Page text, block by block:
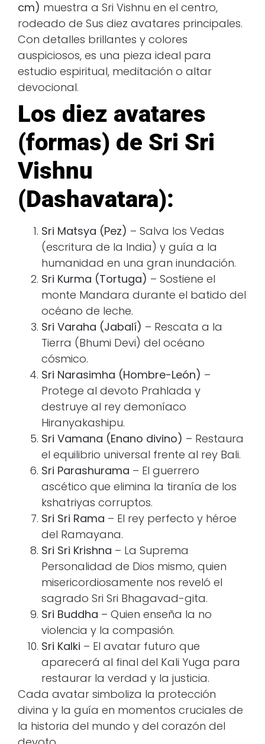
cm) muestra a Sri Vishnu en el centro,
rodeado de Sus diez avatares principales.
Con detalles brillantes y colores
auspiciosos, es una pieza ideal para
estudio espiritual, meditación o altar
devocional.
Los diez avatares
(formas) de Sri Sri
Vishnu
(Dashavatara):
Sri Matsya (Pez) – Salva los Vedas
(escritura de la India) y guía a la
humanidad en una gran inundación.
Sri Kurma (Tortuga) – Sostiene el
monte Mandara durante el batido del
océano de leche.
Sri Varaha (Jabalí) – Rescata a la
Tierra (Bhumi Devi) del océano
cósmico.
Sri Narasimha (Hombre-León) –
Protege al devoto Prahlada y
destruye al rey demoníaco
Hiranyakashipu.
Sri Vamana (Enano divino) – Restaura
el equilibrio universal frente al rey Bali.
Sri Parashurama – El guerrero
ascético que elimina la tiranía de los
kshatriyas corruptos.
Sri Sri Rama – El rey perfecto y héroe
del Ramayana.
Sri Sri Krishna – La Suprema
Personalidad de Dios mismo, quien
misericordiosamente nos reveló el
sagrado Sri Sri Bhagavad-gita.
Sri Buddha – Quien enseña la no
violencia y la compasión.
Sri Kalki – El avatar futuro que
aparecerá al final del Kali Yuga para
restaurar la verdad y la justicia.
Cada avatar simboliza la protección
divina y la guía en momentos cruciales de
la historia del mundo y del corazón del